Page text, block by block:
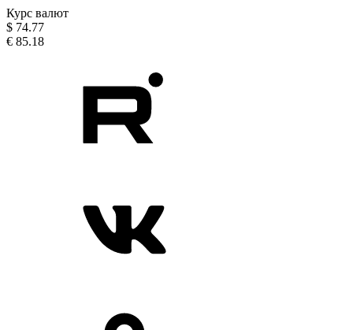
Курс валют
$ 74.77
€ 85.18